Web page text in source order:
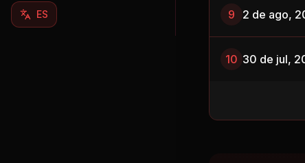
ES 9 2 de ago,
10 30 de jul,